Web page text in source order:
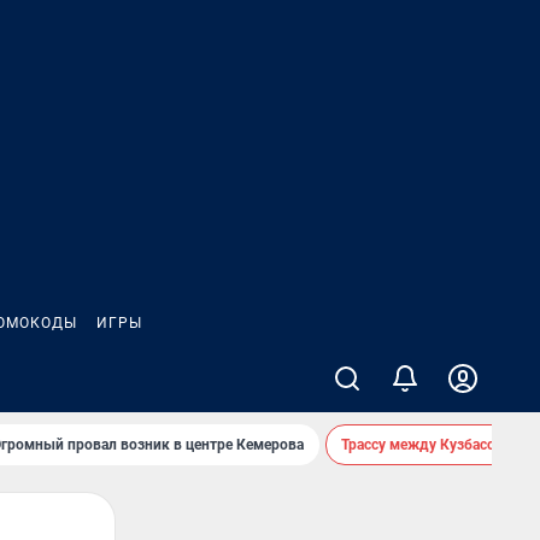
ИГРЫ
провал возник в центре Кемерова Трассу между Кузбассом и